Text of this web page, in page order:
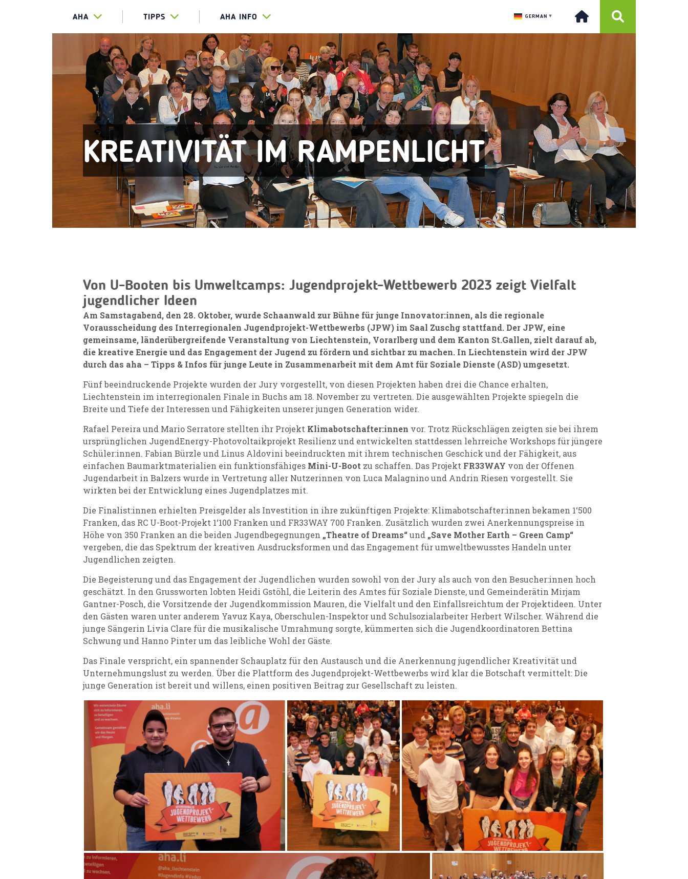
AHA TIPPS AHA INFO GERMAN ▼
KREATIVITÄT IM RAMPENLICHT
Von U-Booten bis Umweltcamps: Jugendprojekt-Wettbewerb 2023 zeigt Vielfalt
jugendlicher Ideen
Am Samstagabend, den 28. Oktober, wurde Schaanwald zur Bühne für junge Innovator:innen, als die regionale
Vorausscheidung des Interregionalen Jugendprojekt-Wettbewerbs (JPW) im Saal Zuschg stattfand. Der JPW, eine
gemeinsame, länderübergreifende Veranstaltung von Liechtenstein, Vorarlberg und dem Kanton St.Gallen, zielt darauf ab,
die kreative Energie und das Engagement der Jugend zu fördern und sichtbar zu machen. In Liechtenstein wird der JPW
durch das aha – Tipps & Infos für junge Leute in Zusammenarbeit mit dem Amt für Soziale Dienste (ASD) umgesetzt.
Fünf beeindruckende Projekte wurden der Jury vorgestellt, von diesen Projekten haben drei die Chance erhalten,
Liechtenstein im interregionalen Finale in Buchs am 18. November zu vertreten. Die ausgewählten Projekte spiegeln die
Breite und Tiefe der Interessen und Fähigkeiten unserer jungen Generation wider.
Rafael Pereira und Mario Serratore stellten ihr Projekt Klimabotschafter:innen vor. Trotz Rückschlägen zeigten sie bei ihrem
ursprünglichen JugendEnergy-Photovoltaikprojekt Resilienz und entwickelten stattdessen lehrreiche Workshops für jüngere
Schüler:innen. Fabian Bürzle und Linus Aldovini beeindruckten mit ihrem technischen Geschick und der Fähigkeit, aus
einfachen Baumarktmaterialien ein funktionsfähiges Mini-U-Boot zu schaffen. Das Projekt FR33WAY von der Offenen
Jugendarbeit in Balzers wurde in Vertretung aller Nutzerinnen von Luca Malagnino und Andrin Riesen vorgestellt. Sie
wirkten bei der Entwicklung eines Jugendplatzes mit.
Die Finalist:innen erhielten Preisgelder als Investition in ihre zukünftigen Projekte: Klimabotschafter:innen bekamen 1‘500
Franken, das RC U-Boot-Projekt 1‘100 Franken und FR33WAY 700 Franken. Zusätzlich wurden zwei Anerkennungspreise in
Höhe von 350 Franken an die beiden Jugendbegegnungen „Theatre of Dreams“und „Save Mother Earth – Green Camp“
vergeben, die das Spektrum der kreativen Ausdrucksformen und das Engagement für umweltbewusstes Handeln unter
Jugendlichen zeigten.
Die Begeisterung und das Engagement der Jugendlichen wurden sowohl von der Jury als auch von den Besucher:innen hoch
geschätzt. In den Grussworten lobten Heidi Gstöhl, die Leiterin des Amtes für Soziale Dienste, und Gemeinderätin Mirjam
Gantner-Posch, die Vorsitzende der Jugendkommission Mauren, die Vielfalt und den Einfallsreichtum der Projektideen. Unter
den Gästen waren unter anderem Yavuz Kaya, Oberschulen-Inspektor und Schulsozialarbeiter Herbert Wilscher. Während die
junge Sängerin Livia Clare für die musikalische Umrahmung sorgte, kümmerten sich die Jugendkoordinatoren Bettina
Schwung und Hanno Pinter um das leibliche Wohl der Gäste.
Das Finale verspricht, ein spannender Schauplatz für den Austausch und die Anerkennung jugendlicher Kreativität und
Unternehmungslust zu werden. Über die Plattform des Jugendprojekt-Wettbewerbs wird klar die Botschaft vermittelt: Die
junge Generation ist bereit und willens, einen positiven Beitrag zur Gesellschaft zu leisten.